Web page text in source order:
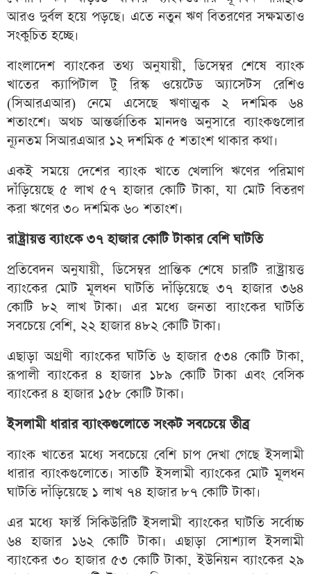
আরও দুর্বল হয়ে পড়ছে। এতে নতুন ঋণ বিতরণের সক্ষমতাও
সংকুচিত হচ্ছে।
বাংলাদেশ ব্যাংকের তথ্য অনুযায়ী, ডিসেম্বর শেষে ব্যাংক
খাতের ক্যাপিটাল টু রিস্ক ওয়েটেড অ্যাসেটস রেশিও
(সিআরএআর) নেমে এসেছে ঋণাত্মক ২ দশমিক ৬৪
শতাংশে। অথচ আন্তর্জাতিক মানদণ্ড অনুসারে ব্যাংকগুলোর
ন্যূনতম সিআরএআর ১২ দশমিক ৫ শতাংশ থাকার কথা।
একই সময়ে দেশের ব্যাংক খাতে খেলাপি ঋণের পরিমাণ
দাঁড়িয়েছে ৫ লাখ ৫৭ হাজার কোটি টাকা, যা মোট বিতরণ
করা ঋণের ৩০ দশমিক ৬০ শতাংশ।
রাষ্ট্রায়ত্ত ব্যাংকে ৩৭ হাজার কোটি টাকার বেশি ঘাটতি
প্রতিবেদন অনুযায়ী, ডিসেম্বর প্রান্তিক শেষে চারটি রাষ্ট্রায়ত্ত
ব্যাংকের মোট মূলধন ঘাটতি দাঁড়িয়েছে ৩৭ হাজার ৩৬৪
কোটি ৮২ লাখ টাকা। এর মধ্যে জনতা ব্যাংকের ঘাটতি
সবচেয়ে বেশি, ২২ হাজার ৪৮২ কোটি টাকা।
এছাড়া অগ্রণী ব্যাংকের ঘাটতি ৬ হাজার ৫৩৪ কোটি টাকা,
রূপালী ব্যাংকের ৪ হাজার ১৮৯ কোটি টাকা এবং বেসিক
ব্যাংকের ৪ হাজার ১৫৮ কোটি টাকা।
ইসলামী ধারার ব্যাংকগুলোতে সংকট সবচেয়ে তীব্র
ব্যাংক খাতের মধ্যে সবচেয়ে বেশি চাপ দেখা গেছে ইসলামী
ধারার ব্যাংকগুলোতে। সাতটি ইসলামী ব্যাংকের মোট মূলধন
ঘাটতি দাঁড়িয়েছে ১ লাখ ৭৪ হাজার ৮৭ কোটি টাকা।
এর মধ্যে ফার্স্ট সিকিউরিটি ইসলামী ব্যাংকের ঘাটতি সর্বোচ্চ
৬৪ হাজার ১৬২ কোটি টাকা। এছাড়া সোশ্যাল ইসলামী
ব্যাংকের ৩০ হাজার ৫৩ কোটি টাকা, ইউনিয়ন ব্যাংকের ২৯